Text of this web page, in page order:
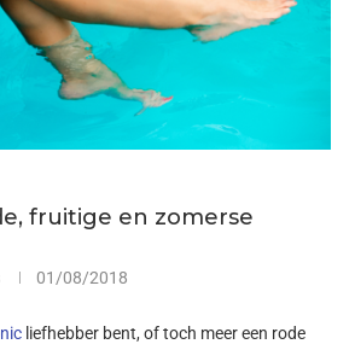
fruitige en zomerse
01/08/2018
liefhebber bent, of toch meer een rode